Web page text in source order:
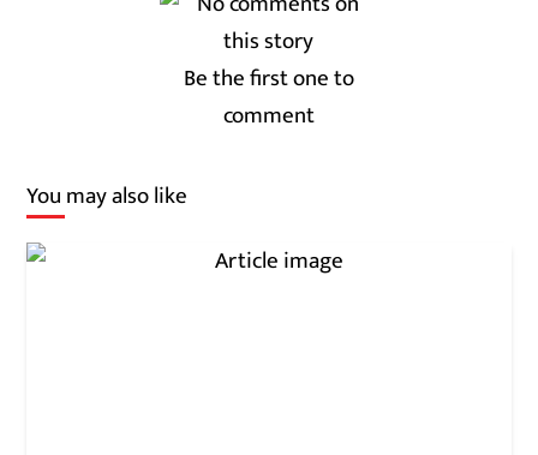
Be the first one to
comment
You may also like